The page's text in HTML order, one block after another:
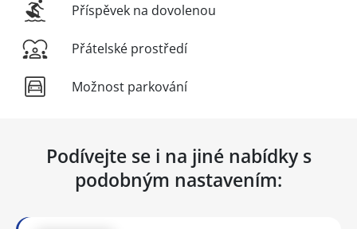
Příspěvek na dovolenou
Přátelské prostředí
Možnost parkování
Podívejte se i na jiné nabídky s
podobným nastavením: